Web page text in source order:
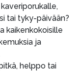
tai tyky-päivään?
kaikenkokoisille
ja
helppo tai